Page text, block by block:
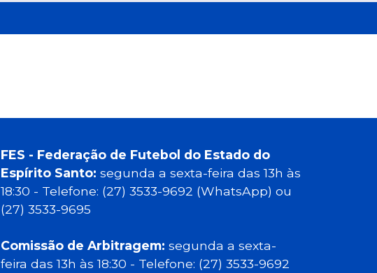
FES - Federação de Futebol do Estado do
Espírito Santo: segunda a sexta-feira das 13h às
18:30 - Telefone: (27) 3533-9692 (WhatsApp) ou
(27) 3533-9695
Comissão de Arbitragem: segunda a sexta-
feira das 13h às 18:30 - Telefone: (27) 3533-9692